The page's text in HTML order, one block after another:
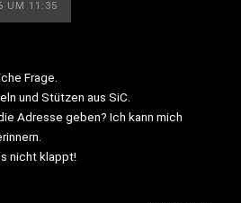
UM 11:35
Frage.
und Stützen aus SiC.
Adresse geben? Ich kann mich
nicht klappt!